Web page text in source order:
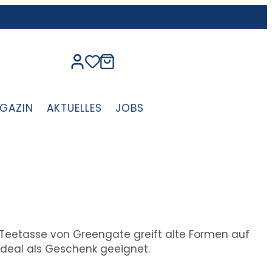
AKTUELLES JOBS
von Greengate greift alte Formen auf
als Geschenk geeignet.